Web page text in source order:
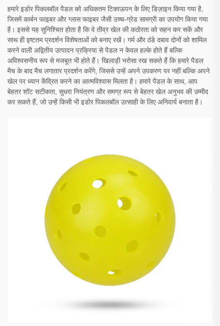
हमारे इडोर पिकलबॉल पैडल को अधिकतम टिकाऊपन के लिए डिज़ाइन किया गया है,
जिसमें कार्बन फाइबर और ग्लास फाइबर जैसी उच्च-ग्रेड सामग्री का उपयोग किया गया
है। इससे यह सुनिश्चित होता है कि वे तीव्र खेल की कठोरता को सहन कर सकें और
साथ ही इष्टतम प्रदर्शन विशेषताओं को बनाए रखें। गर्म और ठंडे दबाव दोनों को शामिल
करने वाली अद्वितीय उत्पादन प्रक्रिया से पैडल न केवल हल्के होते हैं बल्कि
अविश्वसनीय रूप से मजबूत भी होते हैं। खिलाड़ी भरोसा रख सकते हैं कि हमारे पैडल
मैच के बाद मैच लगातार प्रदर्शन करेंगे, जिससे उन्हें अपने उपकरण पर नहीं बल्कि अपने
खेल पर ध्यान केंद्रित करने का आत्मविश्वास मिलता है। हमारे पैडल के साथ, आप
बेहतर शॉट सटीकता, सुधरा नियंत्रण और समग्र रूप से बेहतर खेल अनुभव की उम्मीद
कर सकते हैं, जो उन्हें किसी भी इडोर पिकलबॉल उत्साही के लिए अनिवार्य बनाता है।